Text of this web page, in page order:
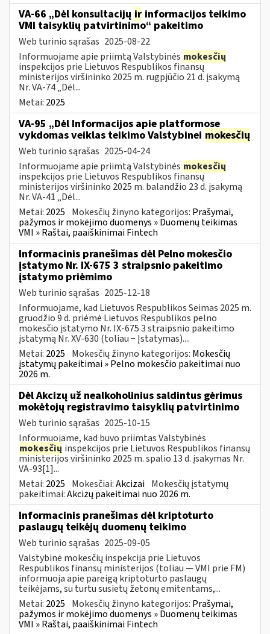
VA-66 „Dėl konsultacijų ir informacijos teikimo
VMI taisyklių patvirtinimo“ pakeitimo
Web turinio sąrašas 2025-08-22
Informuojame apie priimtą Valstybinės mokesčių
inspekcijos prie Lietuvos Respublikos finansų
ministerijos viršininko 2025 m. rugpjūčio 21 d. įsakymą
Nr. VA-74 „Dėl...
Metai: 2025
VA-95 „Dėl Informacijos apie platformose
vykdomas veiklas teikimo Valstybinei mokesčių
Web turinio sąrašas 2025-04-24
Informuojame apie priimtą Valstybinės mokesčių
inspekcijos prie Lietuvos Respublikos finansų
ministerijos viršininko 2025 m. balandžio 23 d. įsakymą
Nr. VA-41 „Dėl...
Metai: 2025 Mokesčių žinyno kategorijos: Prašymai,
pažymos ir mokėjimo duomenys » Duomenų teikimas
VMI » Raštai, paaiškinimai Fintech
Informacinis pranešimas dėl Pelno mokesčio
įstatymo Nr. IX-675 3 straipsnio pakeitimo
įstatymo priėmimo
Web turinio sąrašas 2025-12-18
Informuojame, kad Lietuvos Respublikos Seimas 2025 m.
gruodžio 9 d. priėmė Lietuvos Respublikos pelno
mokesčio įstatymo Nr. IX-675 3 straipsnio pakeitimo
įstatymą Nr. XV-630 (toliau − Įstatymas)....
Metai: 2025 Mokesčių žinyno kategorijos: Mokesčių
įstatymų pakeitimai » Pelno mokesčio pakeitimai nuo
2026 m.
Dėl Akcizų už nealkoholinius saldintus gėrimus
mokėtojų registravimo taisyklių patvirtinimo
Web turinio sąrašas 2025-10-15
Informuojame, kad buvo priimtas Valstybinės
mokesčių inspekcijos prie Lietuvos Respublikos finansų
ministerijos viršininko 2025 m. spalio 13 d. įsakymas Nr.
VA-93[1]...
Metai: 2025 Mokesčiai:Akcizai Mokesčių įstatymų
pakeitimai:Akcizų pakeitimai nuo 2026 m.
Informacinis pranešimas dėl kriptoturto
paslaugų teikėjų duomenų teikimo
Web turinio sąrašas 2025-09-05
Valstybinė mokesčių inspekcija prie Lietuvos
Respublikos finansų ministerijos (toliau — VMI prie FM)
informuoja apie pareigą kriptoturto paslaugų
teikėjams, su turtu susietų žetonų emitentams,...
Metai: 2025 Mokesčių žinyno kategorijos: Prašymai,
pažymos ir mokėjimo duomenys » Duomenų teikimas
VMI » Raštai, paaiškinimai Fintech